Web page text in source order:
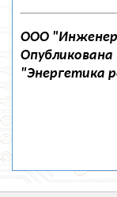
ООО
"Энергетика